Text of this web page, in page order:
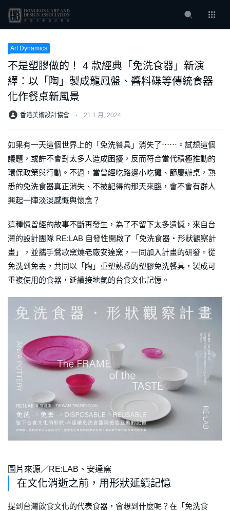
Art Dynamics
不是塑膠做的！ 4 款經典「免洗食器」新演
繹：以「陶」製成龍鳳盤、醬料碟等傳統食器
化作餐桌新風景
香港美術設計協會 ⋅ 21 1 月, 2024
如果有一天這個世界上的「免洗餐具」消失了⋯⋯。試想這個
議題，或許不會對太多人造成困擾，反而符合當代積極推動的
環保政策與行動。不過，當曾經吃路邊小吃攤、節慶辦桌，熟
悉的免洗食器真正消失、不被記得的那天來臨，會不會有群人
興起一陣淡淡感慨與懷念？
這種憶曾經的故事不斷再發生，為了不留下太多遺憾，來自台
灣的設計團隊 RE:LAB 自發性開啟了「免洗食器・形狀觀察計
畫」，並攜手鶯歌窯燒老廠安達窯，一同加入計畫的研發。從
免洗到免丟，共同以「陶」重塑熟悉的塑膠免洗餐具，製成可
重複使用的食器，延續接地氣的台食文化記憶。
圖片來源／RE:LAB、安達窯
在文化消逝之前，用形狀延續記憶
提到台灣飲食文化的代表食器，會想到什麼呢？在「免洗食